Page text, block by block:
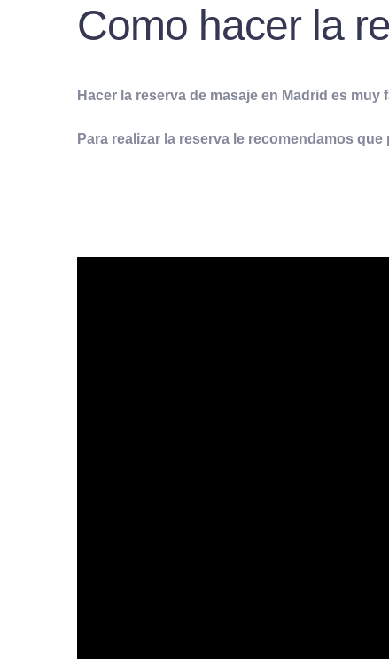
Como hacer la
Hacer la reserva de masaje en Madrid es
Para realizar la reserva le recomendamos